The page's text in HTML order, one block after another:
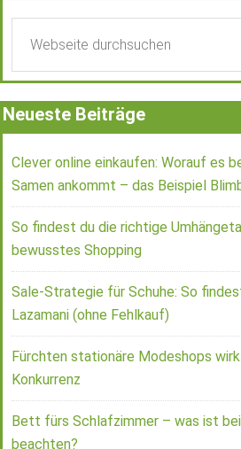
Neueste Beiträge
Clever online einkaufen: Worauf es
Samen ankommt – das Beispiel
So findest du die richtige
bewusstes Shopping
Sale-Strategie für Schuhe: So
Lazamani (ohne Fehlkauf)
Fürchten stationäre Modeshops
Konkurrenz
Bett fürs Schlafzimmer – was ist
beachten?